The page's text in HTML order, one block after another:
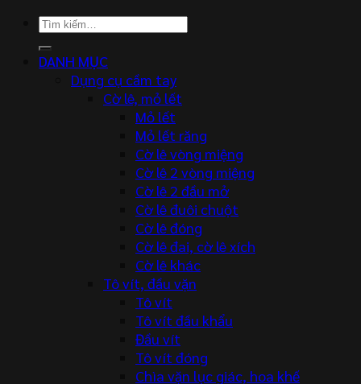
Tìm
DANH MỤC
Dụng cụ cầm tay
Cờ lê, mỏ lết
Mỏ lết
Mỏ lết răng
Cờ lê vòng miệng
Cờ lê 2 vòng miệng
Cờ lê 2 đầu mở
Cờ lê đuôi chuột
Cờ lê đóng
Cờ lê đai, cờ lê xích
Cờ lê khác
Tô vít, đầu vặn
Tô vít
Tô vít đầu khẩu
Đầu vít
Tô vít đóng
Chìa vặn lục giác, hoa khế